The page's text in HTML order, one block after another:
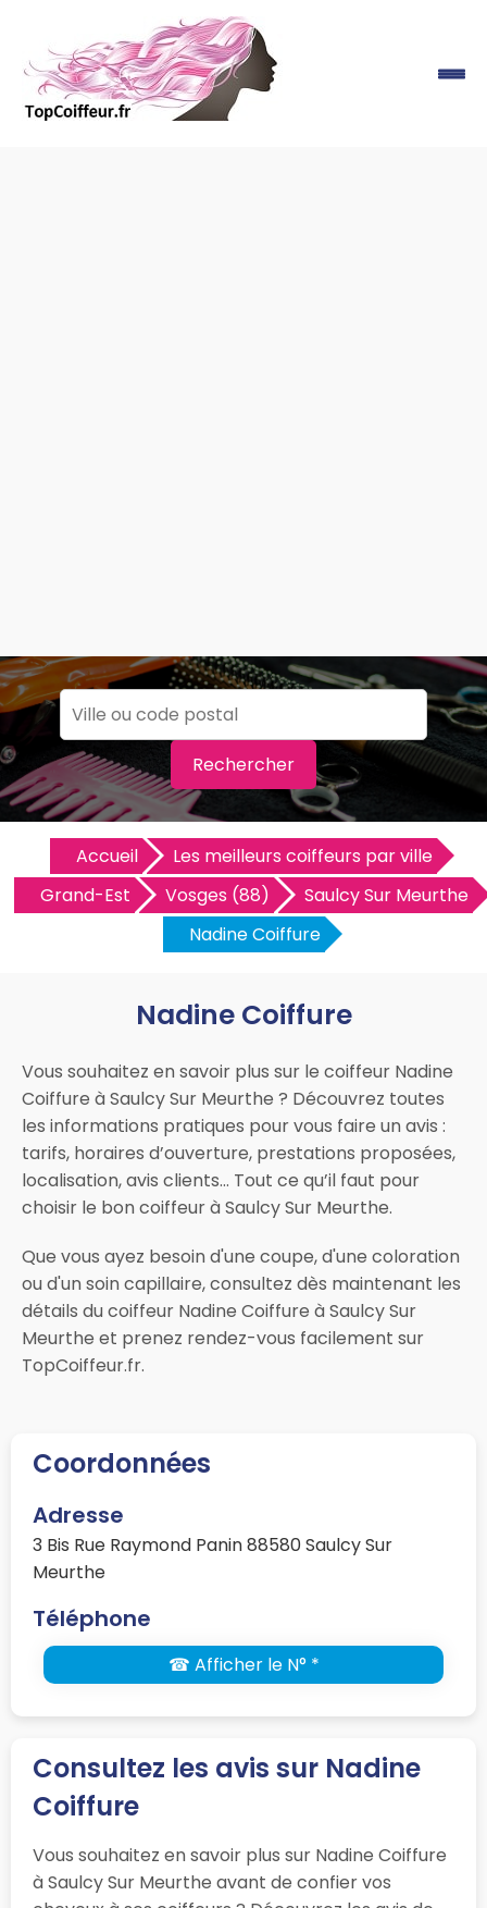
Rechercher
Accueil
Les meilleurs coiffeurs par ville
Grand-Est
Vosges (88)
Saulcy Sur Meurthe
Nadine Coiffure
Nadine Coiffure
Vous souhaitez en savoir plus sur le coiffeur Nadine
Coiffure à Saulcy Sur Meurthe ? Découvrez toutes
les informations pratiques pour vous faire un avis :
tarifs, horaires d’ouverture, prestations proposées,
localisation, avis clients… Tout ce qu’il faut pour
choisir le bon coiffeur à Saulcy Sur Meurthe.
Que vous ayez besoin d'une coupe, d'une coloration
ou d'un soin capillaire, consultez dès maintenant les
détails du coiffeur Nadine Coiffure à Saulcy Sur
Meurthe et prenez rendez-vous facilement sur
TopCoiffeur.fr.
Coordonnées
Adresse
3 Bis Rue Raymond Panin 88580 Saulcy Sur
Meurthe
Téléphone
☎ Afficher le N° *
Consultez les avis sur Nadine
Coiffure
Vous souhaitez en savoir plus sur Nadine Coiffure
à Saulcy Sur Meurthe avant de confier vos